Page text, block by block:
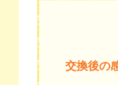
交換後の